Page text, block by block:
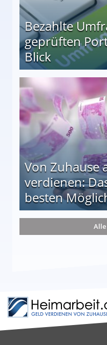
Bezahlte
geprüften
Blick
auf einen Blick
Von Zuhause
verdienen:
besten
die 15 besten
Alle